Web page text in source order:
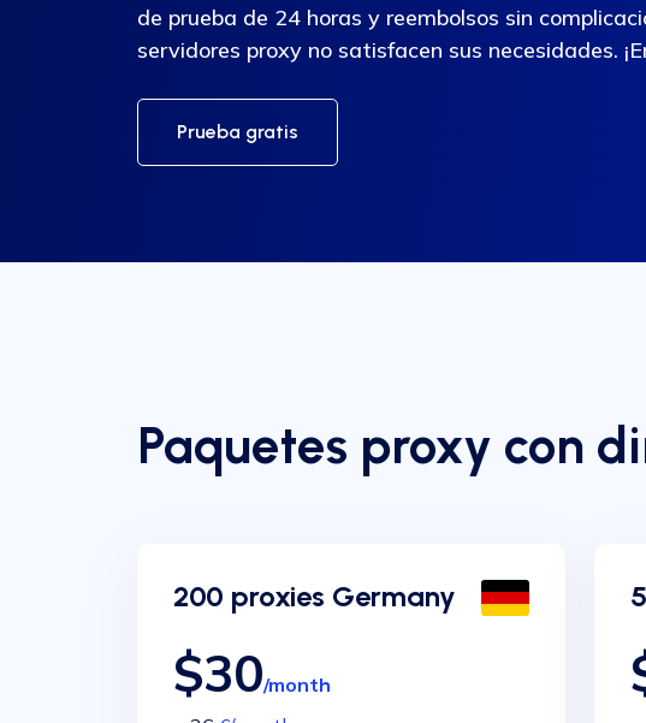
de prueba de 24 horas y reembolsos sin
servidores proxy no satisfacen sus necesidades.
Prueba gratis
Paquetes proxy con
200 proxies Germany
$30/month